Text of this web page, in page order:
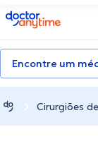
doctoranytime
Encontre um
Cirurgiões